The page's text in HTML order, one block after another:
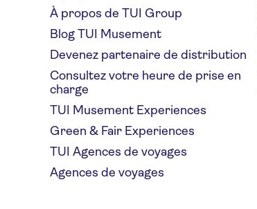
À propos de TUI Group
Blog TUI Musement
Devenez partenaire de distribution
Consultez votre heure de prise en
charge
TUI Musement Experiences
Green & Fair Experiences
TUI Agences de voyages
Agences de voyages